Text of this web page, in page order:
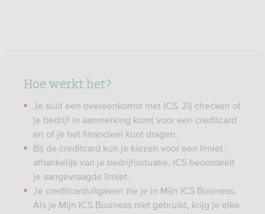
Hoe werkt het?
Je sluit een overeenkomst met ICS. Zij checken of
je bedrijf in aanmerking komt voor een creditcard
en of je het financieel kunt dragen.
Bij de creditcard kun je kiezen voor een limiet,
afhankelijk van je bedrijfssituatie. ICS beoordeelt
je aangevraagde limiet.
Je creditcarduitgaven zie je in Mijn ICS Business.
Als je Mijn ICS Business niet gebruikt, krijg je elke